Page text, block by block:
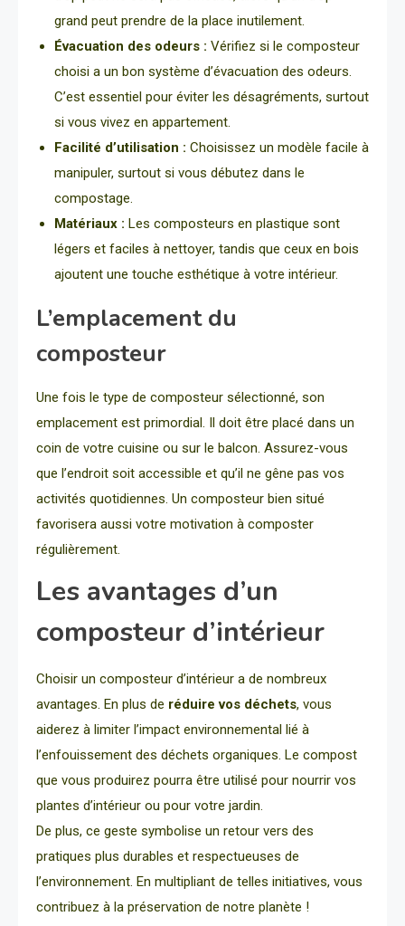
grand peut prendre de la place inutilement.
Évacuation des odeurs : Vérifiez si le composteur
choisi a un bon système d’évacuation des odeurs.
C’est essentiel pour éviter les désagréments, surtout
si vous vivez en appartement.
Facilité d’utilisation : Choisissez un modèle facile à
manipuler, surtout si vous débutez dans le
compostage.
Matériaux : Les composteurs en plastique sont
légers et faciles à nettoyer, tandis que ceux en bois
ajoutent une touche esthétique à votre intérieur.
L’emplacement du
composteur
Une fois le type de composteur sélectionné, son
emplacement est primordial. Il doit être placé dans un
coin de votre cuisine ou sur le balcon. Assurez-vous
que l’endroit soit accessible et qu’il ne gêne pas vos
activités quotidiennes. Un composteur bien situé
favorisera aussi votre motivation à composter
régulièrement.
Les avantages d’un
composteur d’intérieur
Choisir un composteur d’intérieur a de nombreux
avantages. En plus de réduire vos déchets, vous
aiderez à limiter l’impact environnemental lié à
l’enfouissement des déchets organiques. Le compost
que vous produirez pourra être utilisé pour nourrir vos
plantes d’intérieur ou pour votre jardin.
De plus, ce geste symbolise un retour vers des
pratiques plus durables et respectueuses de
l’environnement. En multipliant de telles initiatives, vous
contribuez à la préservation de notre planète !